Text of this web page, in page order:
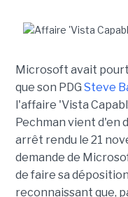
Microsoft avait
que son PDG Steve
l'affaire 'Vista
Pechman vient d'en
arrêt rendu le 21
demande de
de faire sa
reconnaissant que,